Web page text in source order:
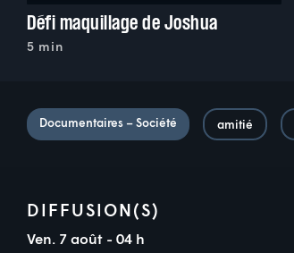
Défi maquillage de Joshua
5 min
Documentaires – Société amitié
DIFFUSION(S)
Ven. 7 août - 04 h